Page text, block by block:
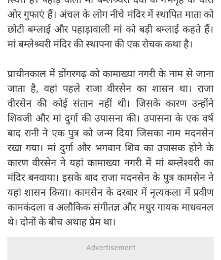
ओर गुफाएं हैं। अंचल के लोग नीचे मंदिर में स्थापित माता को
छोटी बम्लाई और पहाड़ावाली मां को बड़ी बम्लाई कहते हैं।
मां बम्लेश्र्वरी मंदिर की स्थापना की एक रोचक कथा है।
प्राचीनकाल में डोंगरगढ़ को कामाख्या नगरी के नाम से जाना
जाता है, वहां पहले राजा वीरसेन का शासन था। राजा
वीरसेन की कोई संतान नहीं थी। जिसके कारण उन्होंने
शिवजी और मां दुर्गा की उपासना की। उपासना के एक वर्ष
बाद रानी ने एक पुत्र को जन्म दिया जिसका नाम मदनसेन
रखा गया। मां दुर्गा और भगवान शिव का उपासक होने के
कारण वीरसेन ने यहां कामाख्या नगरी में मां बम्लेश्वरी का
मंदिर बनवाया। इसके बाद राजा मदनसेन के पुत्र कामसेन ने
यहां शासन किया। कामसेन के दरबार में नृत्यकला में प्रवीण
कामकंदला व अलौकिक संगीतज्ञ और मधुर गायक माधवनल
थे। दोनों के बीच अथाह प्रेम था।